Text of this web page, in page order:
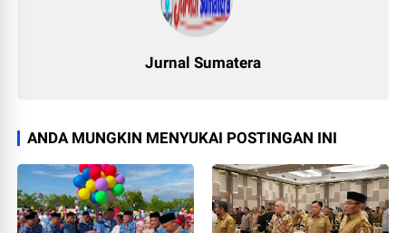
Jurnal Sumatera
ANDA MUNGKIN MENYUKAI POSTINGAN INI